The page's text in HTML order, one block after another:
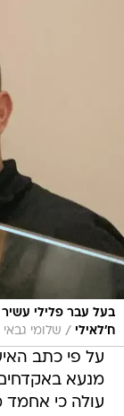
בעל עבר פלילי
ח'לאילי / שלומי גבאי
על פי כתב
מנעא
עולה כי